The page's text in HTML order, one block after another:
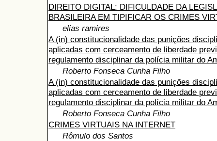
DIREITO DIGITAL: DIFICULDADE DA
BRASILEIRA EM TIPIFICAR OS CRIMES
elias ramires
A (in) constitucionalidade das punições
aplicadas com cerceamento de liberdade
regulamento disciplinar da polícia militar do
Roberto Fonseca Cunha Filho
A (in) constitucionalidade das punições
aplicadas com cerceamento de liberdade
regulamento disciplinar da polícia militar do
Roberto Fonseca Cunha Filho
CRIMES VIRTUAIS NA INTERNET
Rômulo dos Santos